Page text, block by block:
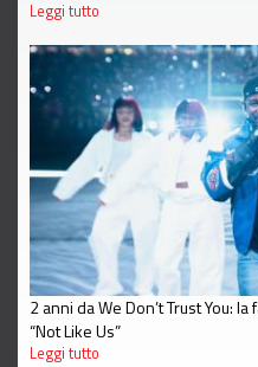
Leggi tutto
2 anni da We Don’t Trust You:
“Not Like Us”
Leggi tutto